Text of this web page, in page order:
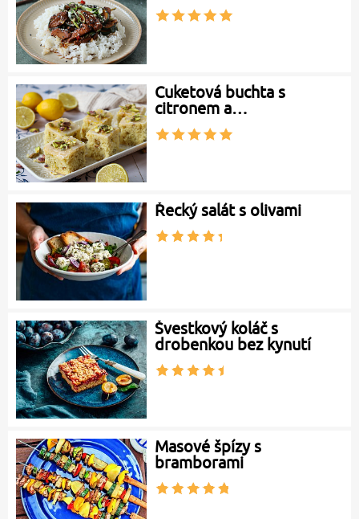
Cuketová buchta s
citronem a…
Řecký salát s olivami
Švestkový koláč s
drobenkou bez kynutí
Masové špízy s
bramborami